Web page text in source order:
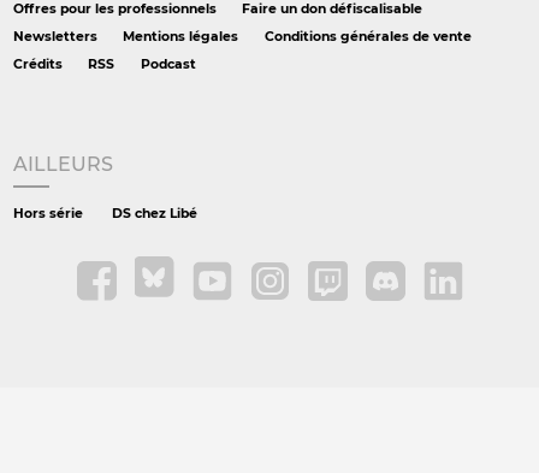
Offres pour les professionnels
Faire un don défiscalisable
Newsletters
Mentions légales
Conditions générales de vente
Crédits
RSS Podcast
AILLEURS
Hors série DS chez Libé